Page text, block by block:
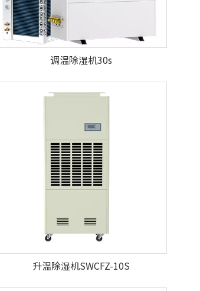
调温除湿机30s
升温除湿机SWCFZ-10S